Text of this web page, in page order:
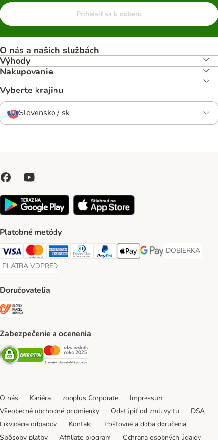
Prihlásiť sa k odberu
O nás a našich službách
Výhody
Nakupovanie
Vyberte krajinu
Slovensko / sk
Platobné metódy
Visa Payment Method
Mastercard Payment Method
American Express Payment Method
Diners Club Payment Method
PayPal Payment Method
Apple Pay Payment Method
Google Pay Payment
DOBIERKA
DOBIERKA
PLATBA VOPRED
PLATBA VOPRED Payment Method
Doručovatelia
Zabezpečenie a ocenenia
Security Security
O nás Kariéra zooplus Corporate
Impressum
Všeobecné obchodné podmienky
Odstúpiť od zmluvy tu
DSA
Likvidácia odpadov
Kontakt
Poštovné a doba doručenia
Spôsoby platby
Affiliate program Ochrana osobných údajov